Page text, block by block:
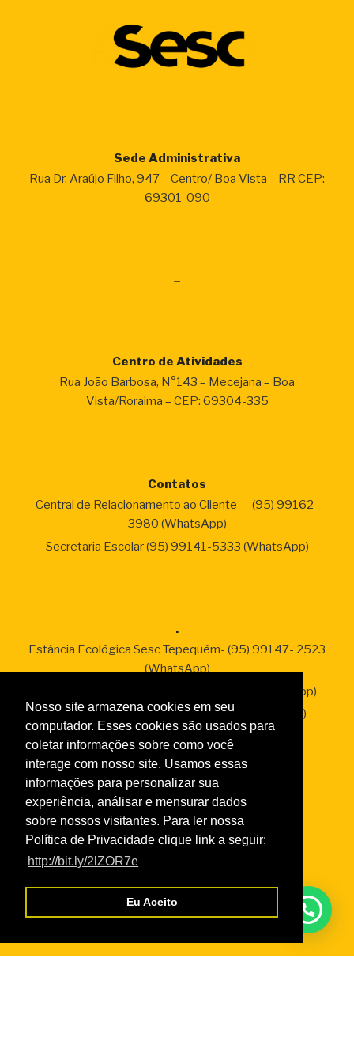
Nosso site armazena cookies em seu
computador. Esses cookies são usados para
coletar informações sobre como você
interage com nosso site. Usamos essas
informações para personalizar sua
experiência, análisar e mensurar dados
sobre nossos visitantes. Para ler nossa
Política de Privacidade clique link a seguir:
http://bit.ly/2lZOR7e
Eu Aceito
Sede Administrativa
Rua Dr. Araújo Filho, 947 – Centro/ Boa Vista – RR CEP:
69301-090
–
Centro de Atividades
Rua João Barbosa, N°143 – Mecejana – Boa
Vista/Roraima – CEP: 69304-335
Contatos
Central de Relacionamento ao Cliente — (95) 99162-
3980 (WhatsApp)
Secretaria Escolar (95) 99141-5333 (WhatsApp)
.
Estância Ecológica Sesc Tepequém- (95) 99147- 2523
(WhatsApp)
SesClin – Sesc Saúde (95) 99138-2338 (WhatsApp)
Sesc Empresas – (95) 99136-2287 (WhatsApp)
Links
Taxas de Serviços 2026
Normas da Academia
Normas do Turismo Social
Normas de Atendimento da Odontologia
Normas Cursos Livres Cultura